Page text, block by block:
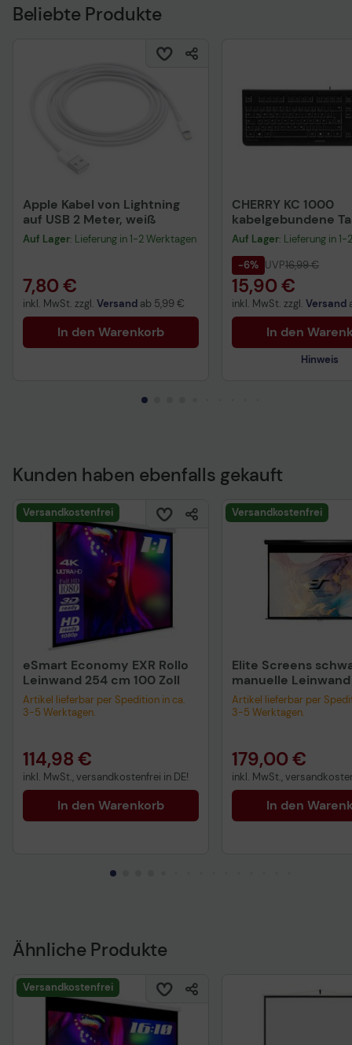
Beliebte Produkte
Apple Kabel von Lightning
auf USB 2 Meter, weiß
Auf Lager: Lieferung in 1-2 Werktagen
7,80 €
inkl. MwSt. zzgl. Versand ab 5,99 €
In den Warenkorb
CHERRY KC 1000
kabelgebundene
QWERTZ DE -
Auf Lager: Lieferung in
-6% UVP16,99 €
15,90 €
inkl. MwSt. zzgl. Versand
In den
Hinweis
Technisches
Kunden haben ebenfalls gekauft
Versandkostenfrei
eSmart Economy EXR Rollo
Leinwand 254 cm 100 Zoll
Artikel lieferbar per Spedition in ca.
3-5 Werktagen.
114,98 €
inkl. MwSt., versandkostenfrei in DE!
In den Warenkorb
Versandkostenfrei
Elite Screens
manuelle
106 Zoll
Artikel lieferbar per
3-5 Werktagen.
179,00 €
inkl. MwSt.,
In den
Ähnliche Produkte
Versandkostenfrei